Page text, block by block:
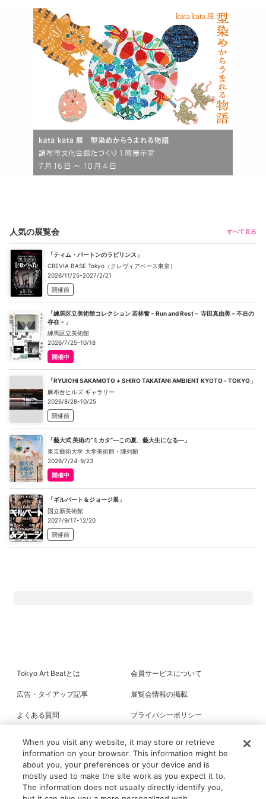
人気の展覧会 すべて見る
「ティム・バートンのラビリンス」
CREVIA BASE Tokyo（クレヴィアベース東京）
2026/11/25-2027/2/21
開催前
「練馬区立美術館コレクション 若林奮－Run and Rest－ 寺田真由美－不在の
存在－」
練馬区立美術館
2026/7/25-10/18
開催中
「RYUICHI SAKAMOTO + SHIRO TAKATANI AMBIENT KYOTO - TOKYO」
麻布台ヒルズ ギャラリー
2026/8/28-10/25
開催前
「藝大式 美術の“ミカタ”―この夏、藝大生になる―」
東京藝術大学 大学美術館・陳列館
2026/7/24-9/23
開催中
「ギルバート＆ジョージ展」
国立新美術館
2027/9/17-12/20
開催前
Tokyo Art Beatとは 会員サービスについて
広告・タイアップ記事 展覧会情報の掲載
よくある質問 プライバシーポリシー
All content on this site is © its respective owner(s). Tokyo Art Beat (2004-
2026).
When you visit any website, it may store or retrieve
information on your browser. This information might be
about you, your preferences or your device and is
mostly used to make the site work as you expect it to.
The information does not usually directly identify you,